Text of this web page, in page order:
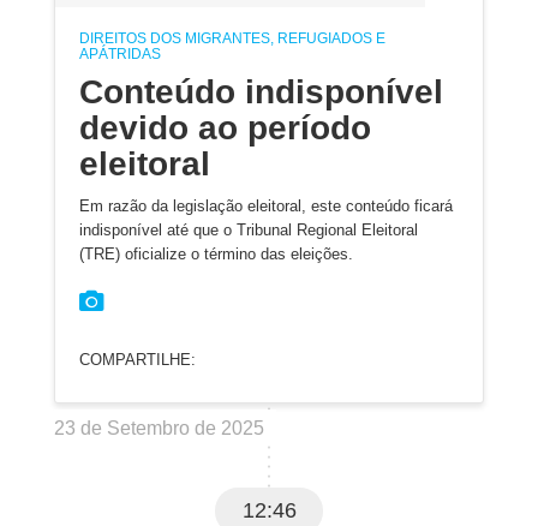
DIREITOS DOS MIGRANTES, REFUGIADOS E
APÁTRIDAS
Conteúdo indisponível
devido ao período
eleitoral
Em razão da legislação eleitoral, este conteúdo ficará
indisponível até que o Tribunal Regional Eleitoral
(TRE) oficialize o término das eleições.
COMPARTILHE:
23 de Setembro de 2025
12:46